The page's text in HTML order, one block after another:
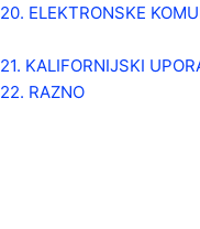
20. ELEKTRONSKE
21. KALIFORNIJSKI
22. RAZNO